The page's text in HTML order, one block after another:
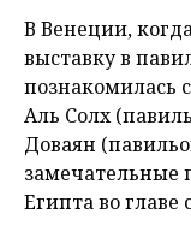
В Венеции,
выставку в
познакомилась
Аль Солх
Доваян
замечательные
Египта во